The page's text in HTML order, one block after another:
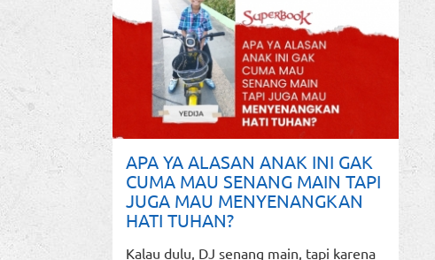
APA YA ALASAN ANAK INI GAK
CUMA MAU SENANG MAIN TAPI
JUGA MAU MENYENANGKAN
HATI TUHAN?
Kalau dulu, DJ senang main, tapi karena